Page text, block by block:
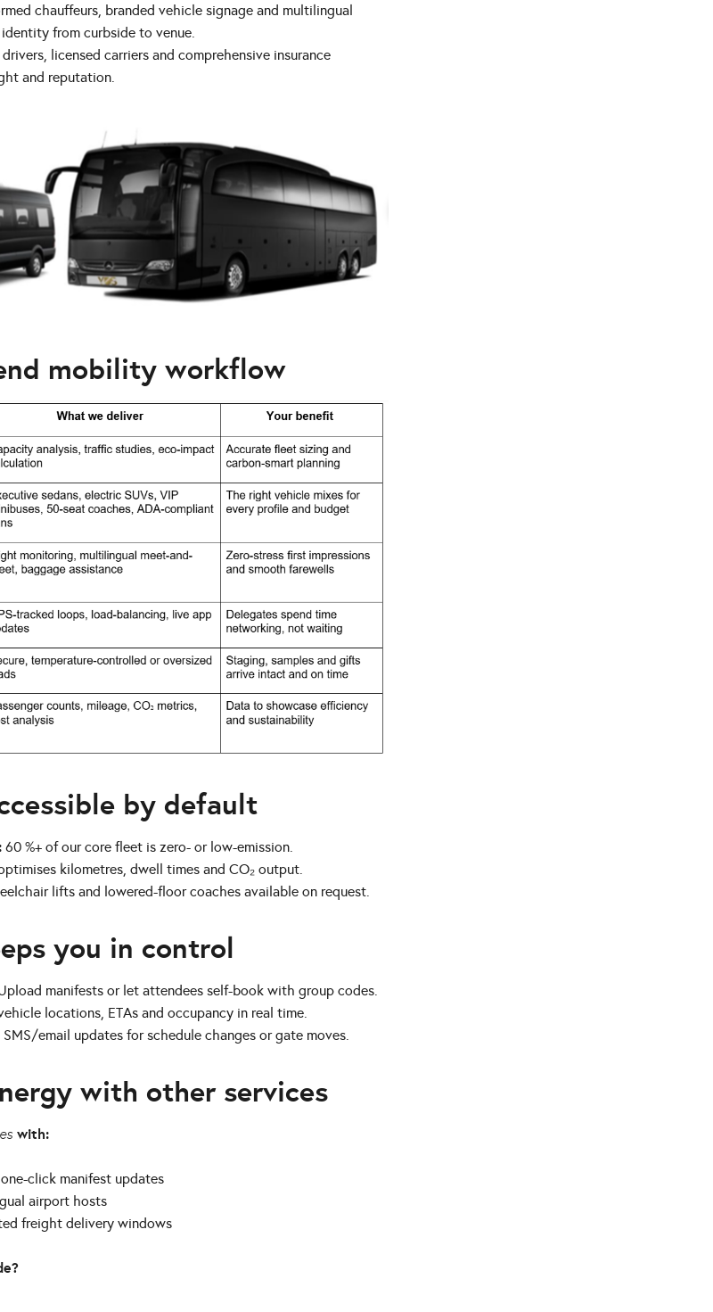
chauffeurs, branded vehicle signage and multilingual
from curbside to venue.
licensed carriers and comprehensive insurance
and reputation.
mobility workflow
by default
60 %+ of our core fleet is zero- or low-emission.
kilometres, dwell times and CO₂ output.
lifts and lowered-floor coaches available on request.
you in control
manifests or let attendees self-book with group codes.
locations, ETAs and occupancy in real time.
email updates for schedule changes or gate moves.
with other services
with:
click manifest updates
airport hosts
freight delivery windows